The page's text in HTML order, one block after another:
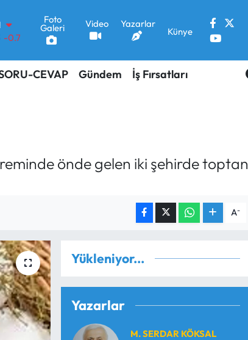
0.17
Foto
Galeri Video Yazarlar
Künye
CEVAP Gündem İş Fırsatları
önde gelen iki şehirde toptan
A-
Yükleniyor...
Yazarlar
M. SERDAR KÖKSAL